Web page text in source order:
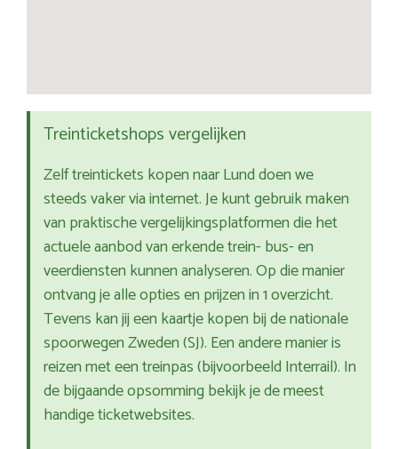
Treinticketshops vergelijken
Zelf treintickets kopen naar Lund doen we
steeds vaker via internet. Je kunt gebruik maken
van praktische vergelijkingsplatformen die het
actuele aanbod van erkende trein- bus- en
veerdiensten kunnen analyseren. Op die manier
ontvang je alle opties en prijzen in 1 overzicht.
Tevens kan jij een kaartje kopen bij de nationale
spoorwegen Zweden (SJ). Een andere manier is
reizen met een treinpas (bijvoorbeeld Interrail). In
de bijgaande opsomming bekijk je de meest
handige ticketwebsites.